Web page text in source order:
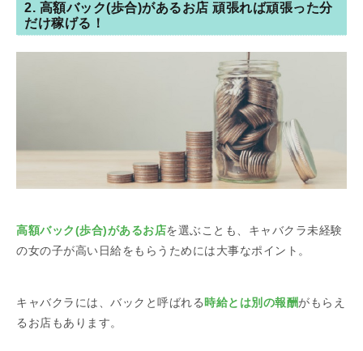
2. 高額バック(歩合)があるお店 頑張れば頑張った分
だけ稼げる！
高額バック(歩合)があるお店を選ぶことも、キャバクラ未経験
の女の子が高い日給をもらうためには大事なポイント。
キャバクラには、バックと呼ばれる時給とは別の報酬がもらえ
るお店もあります。